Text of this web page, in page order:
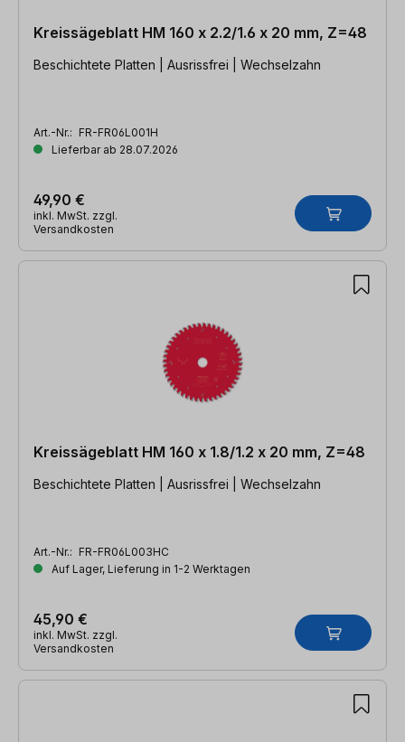
Kreissägeblatt HM 160 x 2.2/1.6 x 20 mm, Z=48
Beschichtete Platten | Ausrissfrei | Wechselzahn
Art.-Nr.: FR-FR06L001H
Lieferbar ab 28.07.2026
49,90 €
inkl. MwSt. zzgl.
Versandkosten
Kreissägeblatt HM 160 x 1.8/1.2 x 20 mm, Z=48
Beschichtete Platten | Ausrissfrei | Wechselzahn
Art.-Nr.: FR-FR06L003HC
Auf Lager, Lieferung in 1-2 Werktagen
45,90 €
inkl. MwSt. zzgl.
Versandkosten